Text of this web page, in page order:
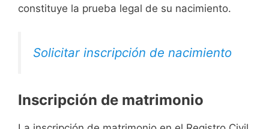
constituye la prueba legal de su nacimiento.
Solicitar inscripción de nacimiento
Inscripción de matrimonio